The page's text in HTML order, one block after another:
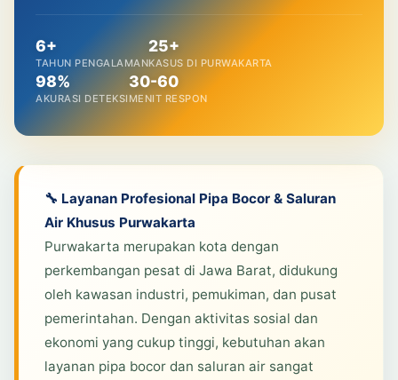
6+
TAHUN PENGALAMAN
25+
KASUS DI PURWAKARTA
98%
AKURASI DETEKSI
30-60
MENIT RESPON
🔧 Layanan Profesional Pipa Bocor & Saluran
Air Khusus Purwakarta
Purwakarta merupakan kota dengan
perkembangan pesat di Jawa Barat, didukung
oleh kawasan industri, pemukiman, dan pusat
pemerintahan. Dengan aktivitas sosial dan
ekonomi yang cukup tinggi, kebutuhan akan
layanan pipa bocor dan saluran air sangat